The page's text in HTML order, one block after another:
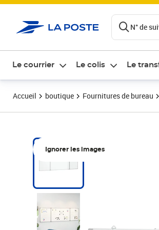
N° de
Le courrier Le colis Le
Accueil boutique Fournitures de bureau
Ignorer les images